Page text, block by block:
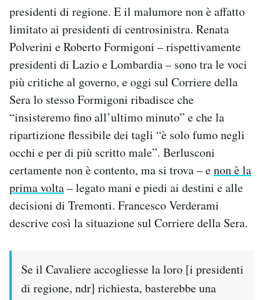
presidenti di regione. E il malumore non è affatto
limitato ai presidenti di centrosinistra. Renata
Polverini e Roberto Formigoni – rispettivamente
presidenti di Lazio e Lombardia – sono tra le voci
più critiche al governo, e oggi sul Corriere della
Sera lo stesso Formigoni ribadisce che
“insisteremo fino all’ultimo minuto” e che la
ripartizione flessibile dei tagli “è solo fumo negli
occhi e per di più scritto male”. Berlusconi
certamente non è contento, ma si trova – enon è la
prima volta– legato mani e piedi ai destini e alle
decisioni di Tremonti. Francesco Verderami
descrive così la situazione sul Corriere della Sera.
Se il Cavaliere accogliesse la loro [i presidenti
di regione, ndr] richiesta, basterebbe una